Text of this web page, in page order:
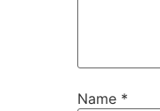
Name *